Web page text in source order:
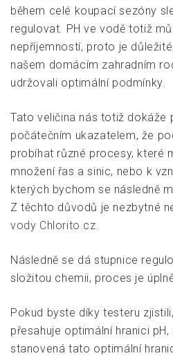
během celé koupací sezóny
regulovat. PH ve vodě totiž
nepříjemností, proto je
našem domácím zahradním
udržovali optimální podmínky.
Tato veličina nás totiž dokáže
počátečním ukazatelem, že
probíhat různé procesy, které
množení řas a sinic, nebo k
kterých bychom se následně
Z těchto důvodů je nezbytné
vody Chlorito.cz.
Následně se dá stupnice
složitou chemii, proces je
Pokud byste díky testeru
přesahuje optimální hranici
stanovená tato optimální